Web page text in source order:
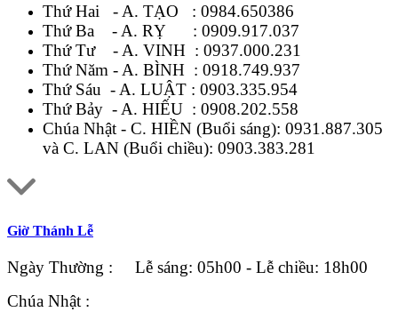
Thứ Hai - A. TẠO : 0984.650386
Thứ Ba - A. RỴ : 0909.917.037
Thứ Tư - A. VINH : 0937.000.231
Thứ Năm - A. BÌNH : 0918.749.937
Thứ Sáu - A. LUẬT : 0903.335.954
Thứ Bảy - A. HIẾU : 0908.202.558
Chúa Nhật - C. HIỀN (Buổi sáng): 0931.887.305
và C. LAN (Buổi chiều): 0903.383.281
Giờ Thánh Lễ
Ngày Thường : Lễ sáng: 05h00 - Lễ chiều: 18h00
Chúa Nhật :